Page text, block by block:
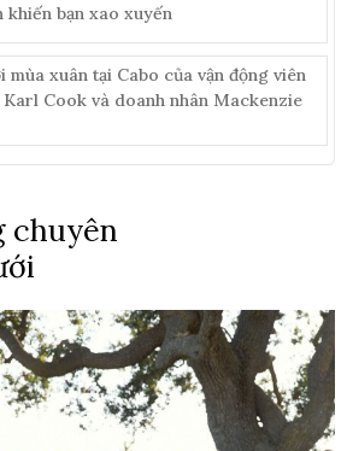
khiến bạn xao xuyến
mùa xuân tại Cabo của vận động viên
Cook và doanh nhân Mackenzie
chuyên